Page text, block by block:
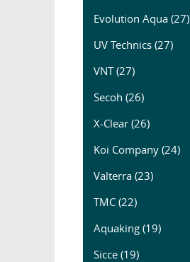
Evolution Aqua (27)
UV Technics (27)
VNT (27)
Secoh (26)
X-Clear (26)
Koi Company (24)
Valterra (23)
TMC (22)
Aquaking (19)
Sicce (19)